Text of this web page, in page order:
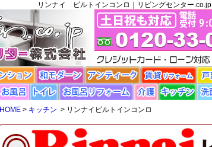
リンナイ ビルトインコンロ｜リビングセンター.co.jp
HOME > キッチン > リンナイビルトインコンロ